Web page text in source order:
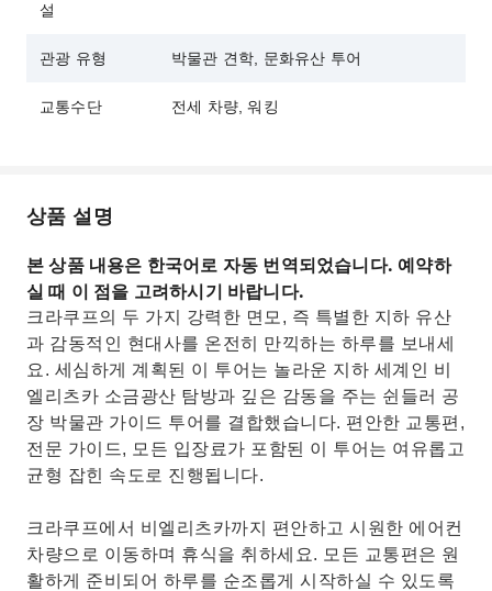
설
관광 유형 박물관 견학, 문화유산 투어
교통수단 전세 차량, 워킹
상품 설명
본 상품 내용은 한국어로 자동 번역되었습니다. 예약하
실 때 이 점을 고려하시기 바랍니다.
크라쿠프의 두 가지 강력한 면모, 즉 특별한 지하 유산
과 감동적인 현대사를 온전히 만끽하는 하루를 보내세
요. 세심하게 계획된 이 투어는 놀라운 지하 세계인 비
엘리츠카 소금광산 탐방과 깊은 감동을 주는 쉰들러 공
장 박물관 가이드 투어를 결합했습니다. 편안한 교통편,
전문 가이드, 모든 입장료가 포함된 이 투어는 여유롭고
균형 잡힌 속도로 진행됩니다.
크라쿠프에서 비엘리츠카까지 편안하고 시원한 에어컨
차량으로 이동하며 휴식을 취하세요. 모든 교통편은 원
활하게 준비되어 하루를 순조롭게 시작하실 수 있도록